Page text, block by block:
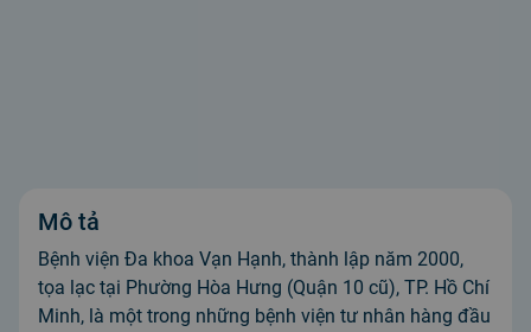
Mô tả
Bệnh viện Đa khoa Vạn Hạnh, thành lập năm 2000,
tọa lạc tại Phường Hòa Hưng (Quận 10 cũ), TP. Hồ Chí
Minh, là một trong những bệnh viện tư nhân hàng đầu